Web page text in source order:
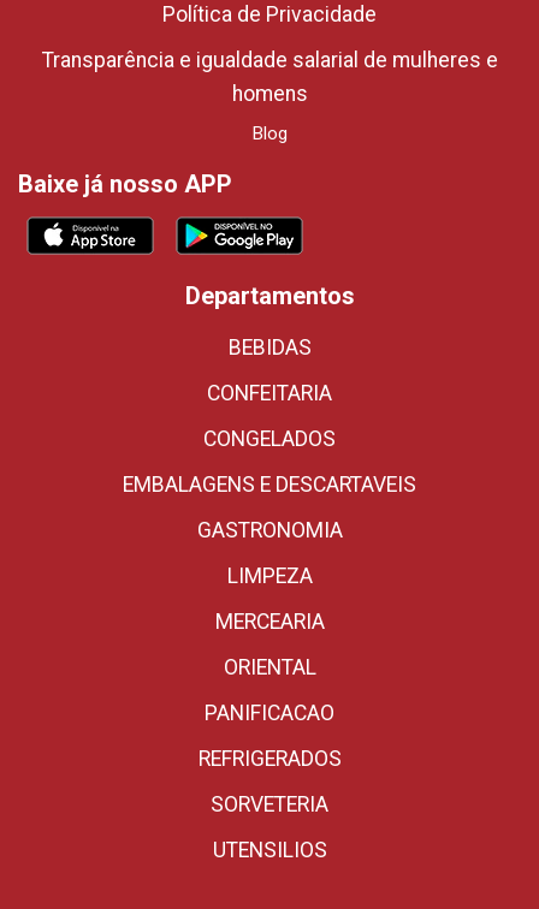
Política de Privacidade
Transparência e igualdade salarial de mulheres e
homens
Blog
Baixe já nosso APP
Departamentos
BEBIDAS
CONFEITARIA
CONGELADOS
EMBALAGENS E DESCARTAVEIS
GASTRONOMIA
LIMPEZA
MERCEARIA
ORIENTAL
PANIFICACAO
REFRIGERADOS
SORVETERIA
UTENSILIOS